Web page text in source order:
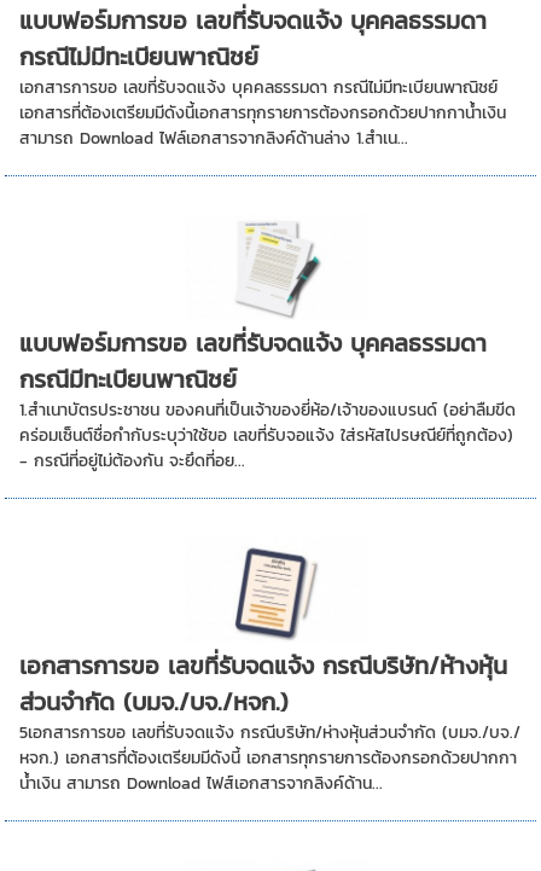
แบบฟอร์มการขอ เลขที่รับจดแจ้ง บุคคลธรรมดา
กรณีไม่มีทะเบียนพาณิชย์
เอกสารการขอ เลขที่รับจดแจ้ง บุคคลธรรมดา กรณีไม่มีทะเบียนพาณิชย์
เอกสารที่ต้องเตรียมมีดังนี้เอกสารทุกรายการต้องกรอกด้วยปากกาน้ำเงิน
สามารถ Download ไฟล์เอกสารจากลิงค์ด้านล่าง 1.สำเน...
แบบฟอร์มการขอ เลขที่รับจดแจ้ง บุคคลธรรมดา
กรณีมีทะเบียนพาณิชย์
1.สำเนาบัตรประชาชน ของคนที่เป็นเจ้าของยี่ห้อ/เจ้าของแบรนด์ (อย่าลืมขีด
คร่อมเซ็นต์ชื่อกำกับระบุว่าใช้ขอ เลขที่รับจอแจ้ง ใส่รหัสไปรษณีย์ที่ถูกต้อง)
- กรณีที่อยู่ไม่ต้องกัน จะยึดที่อย...
เอกสารการขอ เลขที่รับจดแจ้ง กรณีบริษัท/ห้างหุ้น
ส่วนจำกัด (บมจ./บจ./หจก.)
5เอกสารการขอ เลขที่รับจดแจ้ง กรณีบริษัท/ห่างหุ้นส่วนจำกัด (บมจ./บจ./
หจก.) เอกสารที่ต้องเตรียมมีดังนี้ เอกสารทุกรายการต้องกรอกด้วยปากกา
น้ำเงิน สามารถ Download ไฟส์เอกสารจากลิงค์ด้าน...